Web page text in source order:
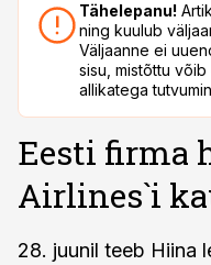
Tähelepanu!
ning kuulub
Väljaanne ei
sisu, mistõttu
allikatega
Eesti firma
Airlines`i
28. juunil teeb Hiina